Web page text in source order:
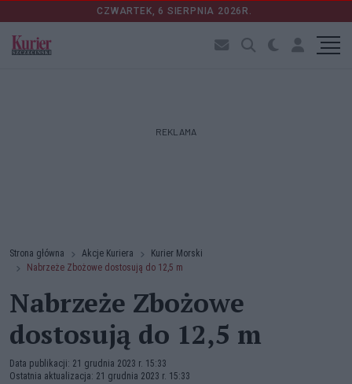
CZWARTEK, 6 SIERPNIA 2026R.
REKLAMA
Strona główna Akcje Kuriera
Kurier Morski
Nabrzeże Zbożowe dostosują do 12,5 m
Nabrzeże Zbożowe
dostosują do 12,5 m
Data publikacji: 21 grudnia 2023 r. 15:33
Ostatnia aktualizacja: 21 grudnia 2023 r. 15:33